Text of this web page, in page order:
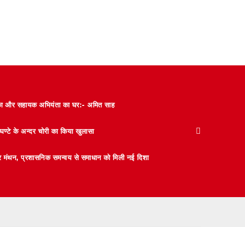
और सहायक अभियंता का घर:- अमित साह
के अन्दर चोरी का किया खुलासा
मंथन, प्रशासनिक समन्वय से समाधान को मिली नई दिशा